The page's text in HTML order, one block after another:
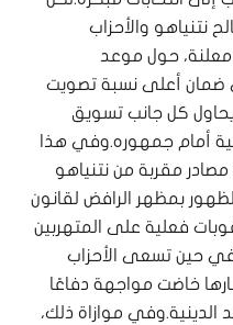
نتنياهو والأحزاب
معلنة، حول موعد
ضمان أعلى نسبة تصويت
كل جانب تسويق
أمام جمهوره.وفي هذا
مصادر مقربة من نتنياهو
بمظهر الرافض لقانون
فعلية على المتهربين
في حين تسعى الأحزاب
خاضت مواجهة دفاعًا
الدينية.وفي موازاة ذلك،